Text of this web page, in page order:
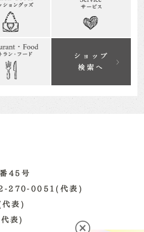
45号
270-0051(代表)
代表)
表)